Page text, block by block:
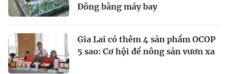
Đông bằng máy bay
Gia Lai có thêm 4 sản phẩm OCOP
5 sao: Cơ hội để nông sản vươn xa